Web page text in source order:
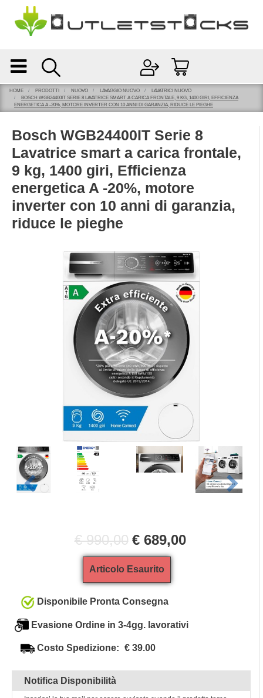
Open menu
HOME PRODOTTI NUOVO LAVAGGIO NUOVO
LAVATRICI NUOVO
BOSCH WGB24400IT SERIE 8 LAVATRICE SMART A CARICA FRONTALE, 9 KG, 1400 GIRI, EFFICIENZA
ENERGETICA A -20%, MOTORE INVERTER CON 10 ANNI DI GARANZIA, RIDUCE LE PIEGHE
Bosch WGB24400IT Serie 8
Lavatrice smart a carica frontale,
9 kg, 1400 giri, Efficienza
energetica A -20%, motore
inverter con 10 anni di garanzia,
riduce le pieghe
€ 990,00 € 689,00
Articolo Esaurito
Disponibile Pronta Consegna
Evasione Ordine in 3-4gg. lavorativi
Costo Spedizione: € 39.00
Notifica Disponibilità